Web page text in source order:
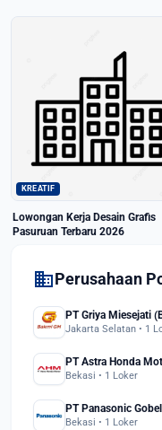
KREATIF
Lowongan Kerja Desain Grafis
Pasuruan Terbaru 2026
domainPerusahaan
PT Griya Miesejati
Jakarta Selatan • 1
PT Astra Honda
Bekasi • 1 Loker
PT Panasonic
Bekasi • 1 Loker